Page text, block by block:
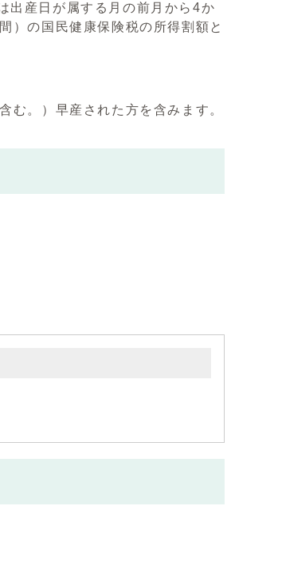
出産日が属する月の前月から4か
）の国民健康保険税の所得割額と
む。）早産された方を含みます。